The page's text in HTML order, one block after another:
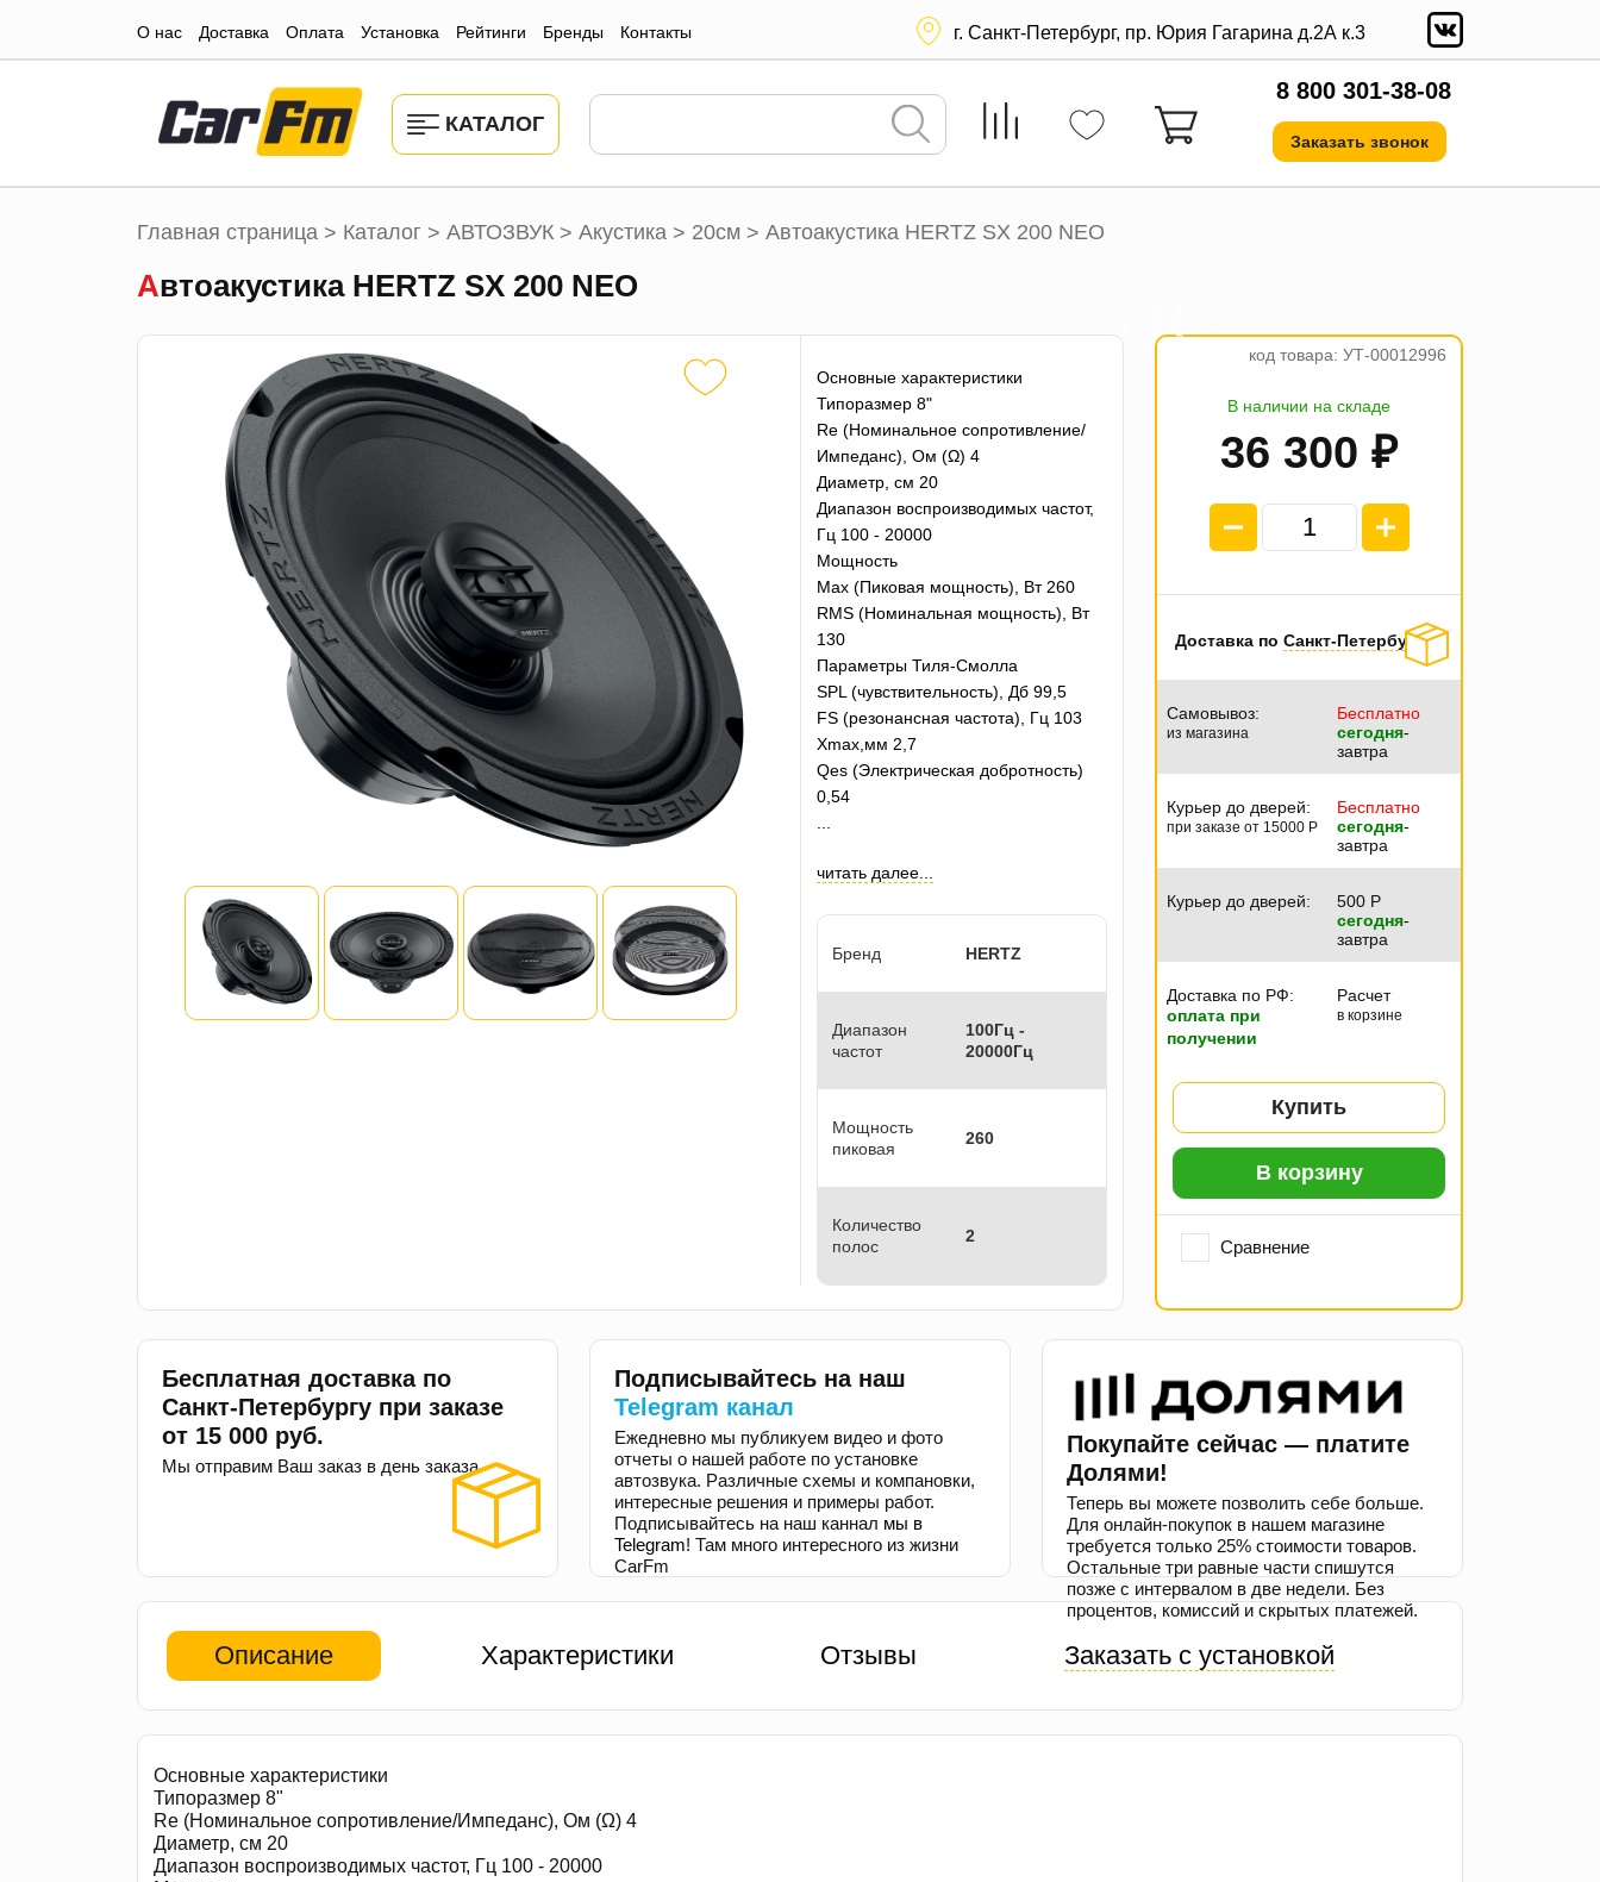
О нас Доставка Оплата Установка Рейтинги Бренды Контакты г. Санкт-Петербург, пр. Юрия Гагарина д.2А к.3
КАТАЛОГ
8 800 301-38-08
Заказать звонок
Главная страница > Каталог > АВТОЗВУК > Акустика > 20см > Автоакустика HERTZ SX 200 NEO
Автоакустика HERTZ SX 200 NEO
Основные характеристики
Типоразмер 8"
Re (Номинальное сопротивление/
Импеданс), Ом (Ω) 4
Диаметр, см 20
Диапазон воспроизводимых частот,
Гц 100 - 20000
Мощность
Max (Пиковая мощность), Вт 260
RMS (Номинальная мощность), Вт
130
Параметры Тиля-Смолла
SPL (чувствительность), Дб 99,5
FS (резонансная частота), Гц 103
Xmax,мм 2,7
Qes (Электрическая добротность)
0,54
читать далее...
Бренд HERTZ
Диапазон
частот
100Гц -
20000Гц
Мощность
пиковая
260
Количество
полос
2
код товара: УТ-00012996
В наличии на складе
36 300 ₽
а
5
Доставка по Санкт-Петербургу
Самовывоз:
из магазина
Бесплатно
сегодня-
завтра
Курьер до дверей:
при заказе от 15000 P
Бесплатно
сегодня-
завтра
Курьер до дверей: 500 P
сегодня-
завтра
Доставка по РФ:
оплата при
получении
Расчет
в корзине
Купить
В корзину
Сравнение
Бесплатная доставка по
Санкт-Петербургу при заказе
от 15 000 руб.
Мы отправим Ваш заказ в день заказа.
Подписывайтесь на наш
Telegram канал
Ежедневно мы публикуем видео и фото
отчеты о нашей работе по установке
автозвука. Различные схемы и компановки,
интересные решения и примеры работ.
Подписывайтесь на наш каннал мы в
Telegram! Там много интересного из жизни
CarFm
Покупайте сейчас — платите
Долями!
Теперь вы можете позволить себе больше.
Для онлайн-покупок в нашем магазине
требуется только 25% стоимости товаров.
Остальные три равные части спишутся
позже с интервалом в две недели. Без
процентов, комиссий и скрытых платежей.
Описание Характеристики Отзывы Заказать с установкой
Основные характеристики
Типоразмер 8"
Re (Номинальное сопротивление/Импеданс), Ом (Ω) 4
Диаметр, см 20
Диапазон воспроизводимых частот, Гц 100 - 20000